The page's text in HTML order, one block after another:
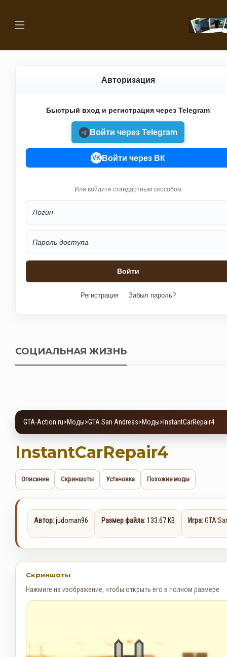
Авторизация
Быстрый вход и регистрация через Telegram
Войти через Telegram
VK Войти через ВК
Или войдите стандартным способом
Регистрация Забыл пароль?
СОЦИАЛЬНАЯ ЖИЗНЬ
GTA-Action.ru>Моды>GTA San Andreas>Моды> InstantCarRepair4
InstantCarRepair4
Описание Скриншоты Установка Похожие моды
Автор:judoman96 Размер файла:133.67 KB Игра:GTA
Скриншоты
Нажмите на изображение, чтобы открыть его в полном размере.